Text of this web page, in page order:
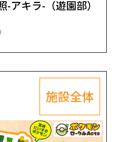
-アキラ-（遊園部）
施設全体